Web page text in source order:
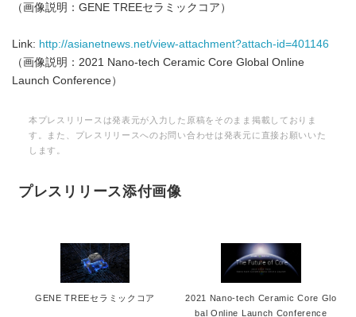
（画像説明：GENE TREEセラミックコア）
Link: http://asianetnews.net/view-attachment?attach-id=401146
（画像説明：2021 Nano-tech Ceramic Core Global Online
Launch Conference）
本プレスリリースは発表元が入力した原稿をそのまま掲載しておりま
す。また、プレスリリースへのお問い合わせは発表元に直接お願いいた
します。
プレスリリース添付画像
GENE TREEセラミックコア
2021 Nano-tech Ceramic Core Glo
bal Online Launch Conference